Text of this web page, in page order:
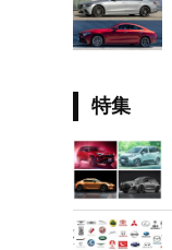
特集